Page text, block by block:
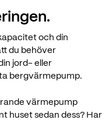
och din
du behöver
jord- eller
bergvärmepump.
värmepump
huset sedan dess? Har